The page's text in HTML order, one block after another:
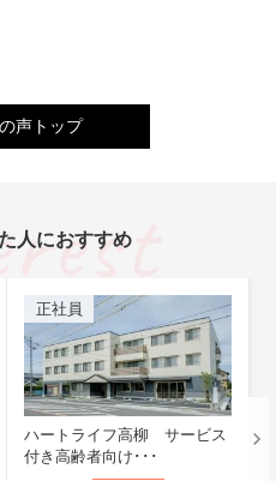
声トップ
人におすすめ
正社員
ハートライフ高柳 サービス
付き高齢者向け･･･